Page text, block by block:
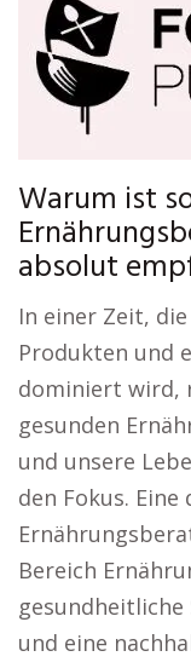
Warum ist
absolut
In einer Zeit,
Produkten und
dominiert wird,
gesunden
und unsere
den Fokus.
Bereich
und eine